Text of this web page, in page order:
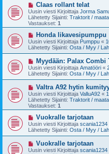
e
s
t
U
u
s
i
v
e
s
t
Claas rollant telat
Uusin viesti Kirjoittaja Jorma
Lähetetty Sijainti: Traktorit /
Vastaukset: 1
U
u
s
i
v
e
s
t
Honda likavesipumppu
Uusin viesti Kirjoittaja Pumppu «
Lähetetty Sijainti: Osta / Myy /
U
u
s
i
v
e
s
t
Myydään: Palax
Uusin viesti Kirjoittaja Amatööri «
Lähetetty Sijainti: Osta / Myy /
U
u
s
i
v
s
t
Valtra A92 hytin
Uusin viesti Kirjoittaja ValluA92 «
Lähetetty Sijainti: Traktorit /
Vastaukset: 1
U
u
s
i
v
e
Vuokralle tarjotaan
Uusin viesti Kirjoittaja scania1234
Lähetetty Sijainti: Osta / Myy /
U
u
Vuokralle tarjotaan
Uusin viesti Kirjoittaja scania1234